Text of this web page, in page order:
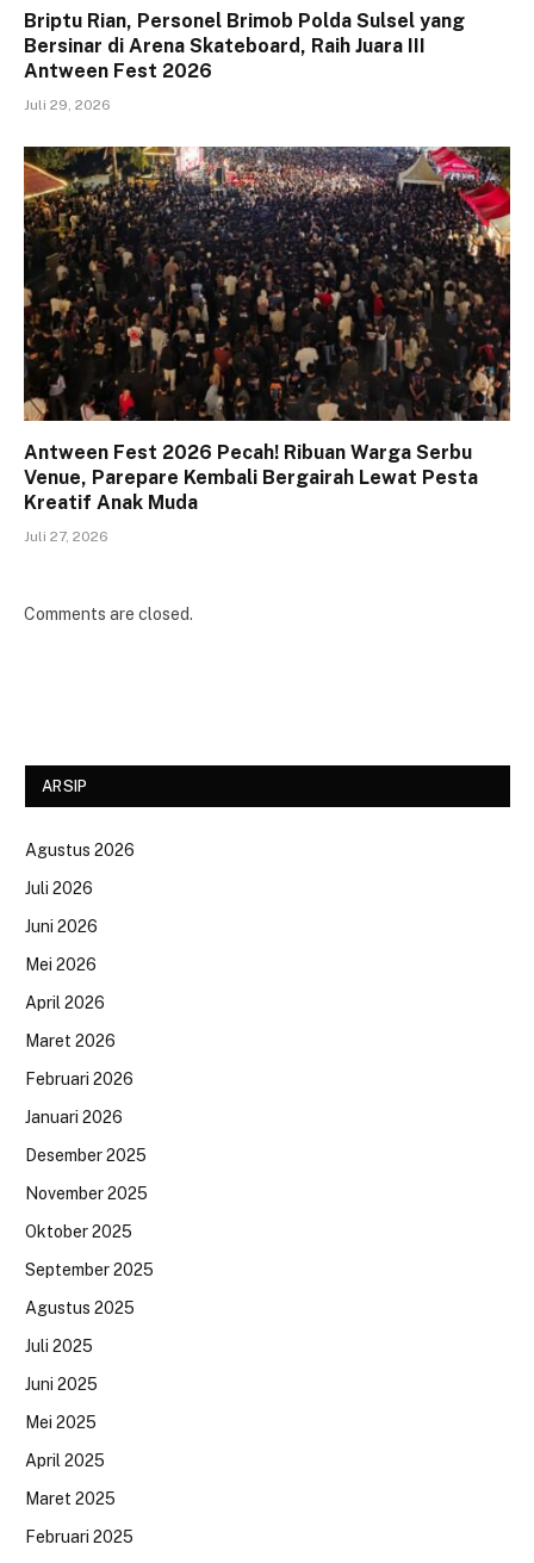
Briptu Rian, Personel Brimob Polda Sulsel yang
Bersinar di Arena Skateboard, Raih Juara III
Antween Fest 2026
Juli 29, 2026
Antween Fest 2026 Pecah! Ribuan Warga Serbu
Venue, Parepare Kembali Bergairah Lewat Pesta
Kreatif Anak Muda
Juli 27, 2026
Comments are closed.
ARSIP
Agustus 2026
Juli 2026
Juni 2026
Mei 2026
April 2026
Maret 2026
Februari 2026
Januari 2026
Desember 2025
November 2025
Oktober 2025
September 2025
Agustus 2025
Juli 2025
Juni 2025
Mei 2025
April 2025
Maret 2025
Februari 2025